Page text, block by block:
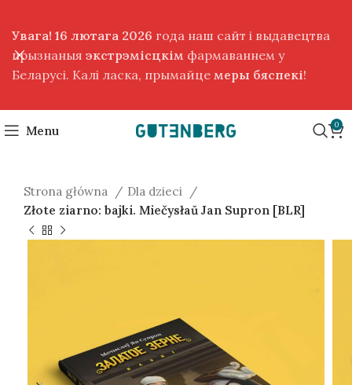
Menu 0
Strona główna
Dla dzieci
Złote ziarno: bajki. Miečysłaŭ Jan Supron [BLR]
Увага! 16 лютага 2026 года наш сайт і выдавецтва
прызнаныя экстрэмісцкім фармаваннем у
Беларусі. Калі ласка, прымайце меры бяспекі!